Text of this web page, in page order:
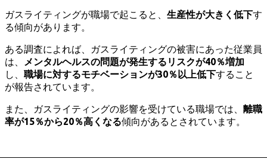
ガスライティングが職場で起こると、 生産性が大きく低下す
る傾向があります。
ある調査によれば、ガスライティングの被害にあった従業員
は、
メンタルヘルスの問題が発生するリスクが40％増加
し、 職場に対するモチベーションが30％以上低下すること
が報告されています。
また、ガスライティングの影響を受けている職場では、 離職
率が15％から20％高くなる傾向があるとされています。